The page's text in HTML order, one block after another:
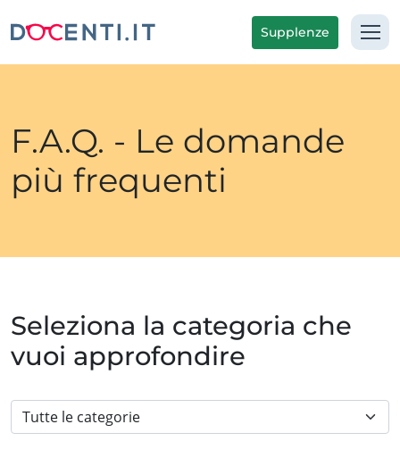
Supplenze
F.A.Q. - Le domande
più frequenti
Seleziona la categoria che
vuoi approfondire